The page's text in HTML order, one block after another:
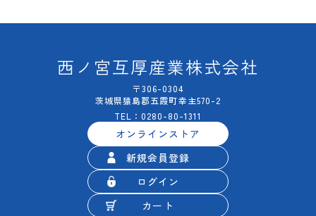
西ノ宮互厚産業株式会社
〒306-0304
茨城県猿島郡五霞町幸主570-2
TEL：0280-80-1311
オンラインストア
新規会員登録
ログイン
カート